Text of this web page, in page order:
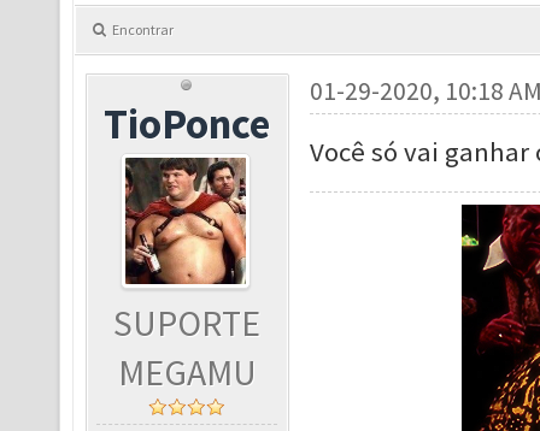
Encontrar
TioPonce
SUPORTE
MEGAMU
01-29-2020, 10:18
Você só vai